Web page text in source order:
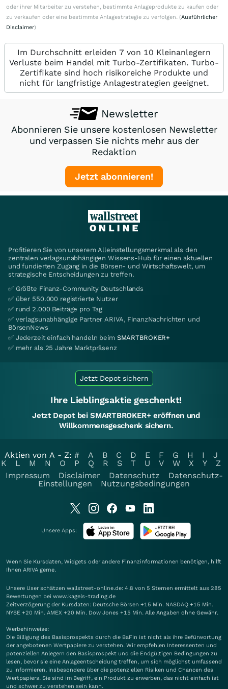
oder ihrer Mitarbeiter zu verstehen, bestimmte Anlageprodukte zu kaufen oder
zu verkaufen oder eine bestimmte Anlagestrategie zu verfolgen. (Ausführlicher
Disclaimer)
Im Durchschnitt erleiden 7 von 10 Kleinanlegern
Verluste beim Handel mit Turbo-Zertifikaten. Turbo-
Zertifikate sind hoch risikoreiche Produkte und
nicht für langfristige Anlagestrategien geeignet.
Newsletter
Abonnieren Sie unsere kostenlosen Newsletter
und verpassen Sie nichts mehr aus der
Redaktion
Jetzt abonnieren!
Profitieren Sie von unserem Alleinstellungsmerkmal als den
zentralen verlagsunabhängigen Wissens-Hub für einen aktuellen
und fundierten Zugang in die Börsen- und Wirtschaftswelt, um
strategische Entscheidungen zu treffen.
✅ Größte Finanz-Community Deutschlands
✅ über 550.000 registrierte Nutzer
✅ rund 2.000 Beiträge pro Tag
✅ verlagsunabhängige Partner ARIVA, FinanzNachrichten und
BörsenNews
✅ Jederzeit einfach handeln beim SMARTBROKER+
✅ mehr als 25 Jahre Marktpräsenz
Jetzt Depot sichern
Ihre Lieblingsaktie geschenkt!
Jetzt Depot bei SMARTBROKER+ eröffnen und
Willkommensgeschenk sichern.
Aktien von A - Z: # A B C D E F G H I
J
K
L M N O P Q R S T U V W X Y
Z
Impressum
Disclaimer Datenschutz
Datenschutz-
Einstellungen
Nutzungsbedingungen
Unsere Apps:
Wenn Sie Kursdaten, Widgets oder andere Finanzinformationen benötigen, hilft
Ihnen ARIVA gerne.
Unsere User schätzen wallstreet-online.de: 4.8 von 5 Sternen ermittelt aus 285
Bewertungen bei www.kagels-trading.de
Zeitverzögerung der Kursdaten: Deutsche Börsen +15 Min. NASDAQ +15 Min.
NYSE +20 Min. AMEX +20 Min. Dow Jones +15 Min. Alle Angaben ohne Gewähr.
Werbehinweise:
Die Billigung des Basisprospekts durch die BaFin ist nicht als ihre Befürwortung
der angebotenen Wertpapiere zu verstehen. Wir empfehlen Interessenten und
potenziellen Anlegern den Basisprospekt und die Endgültigen Bedingungen zu
lesen, bevor sie eine Anlageentscheidung treffen, um sich möglichst umfassend
zu informieren, insbesondere über die potenziellen Risiken und Chancen des
Wertpapiers. Sie sind im Begriff, ein Produkt zu erwerben, das nicht einfach ist
und schwer zu verstehen sein kann.